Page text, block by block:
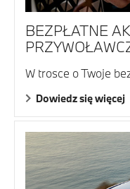
BEZPŁATNE
W trosce o Twoje
Dowiedz się więcej